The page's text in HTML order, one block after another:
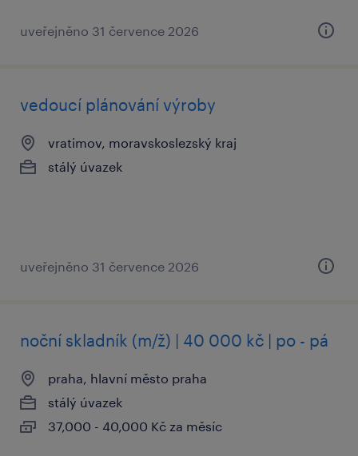
uveřejněno 31 července 2026
vedoucí plánování výroby
vratimov, moravskoslezský kraj
stálý úvazek
uveřejněno 31 července 2026
noční skladník (m/ž) | 40 000 kč | po - pá
praha, hlavní město praha
stálý úvazek
37,000 - 40,000 Kč za měsíc